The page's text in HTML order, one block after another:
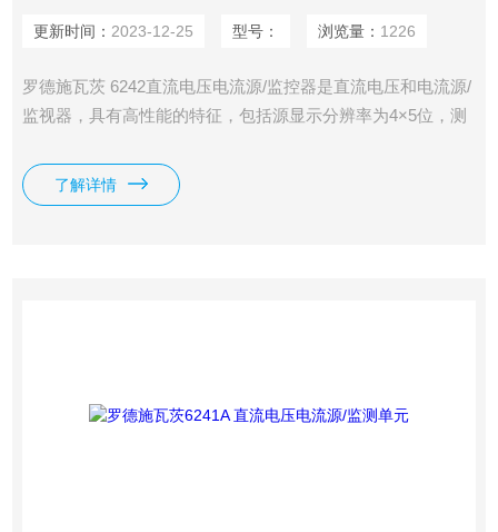
更新时间： 2023-12-25 型号： 浏览量： 1226
罗德施瓦茨 6242直流电压电流源/监控器是直流电压和电流源/
监视器，具有高性能的特征，包括源显示分辨率为4×5位，测
压源或作为一个实际的电流源在DC，清洗或脉冲操作。高分
辨率和扩展的保护工具使其能够测试敏感的电子元件。
了解详情